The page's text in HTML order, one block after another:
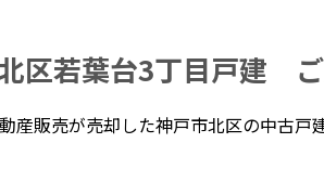
区若葉台3丁目戸建